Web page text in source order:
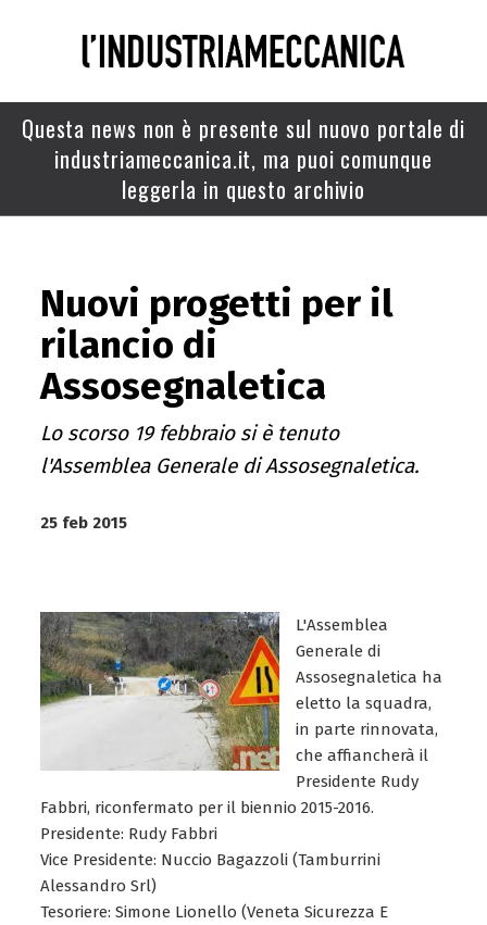
Questa news non è presente sul nuovo portale di
industriameccanica.it, ma puoi comunque
leggerla in questo archivio
Nuovi progetti per il
rilancio di
Assosegnaletica
Lo scorso 19 febbraio si è tenuto
l'Assemblea Generale di Assosegnaletica.
25 feb 2015
L'Assemblea
Generale di
Assosegnaletica ha
eletto la squadra,
in parte rinnovata,
che affiancherà il
Presidente Rudy
Fabbri, riconfermato per il biennio 2015-2016.
Presidente: Rudy Fabbri
Vice Presidente: Nuccio Bagazzoli (Tamburrini
Alessandro Srl)
Tesoriere: Simone Lionello (Veneta Sicurezza E